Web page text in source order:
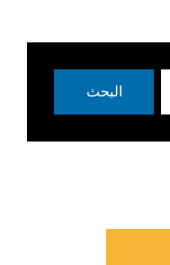
البحث